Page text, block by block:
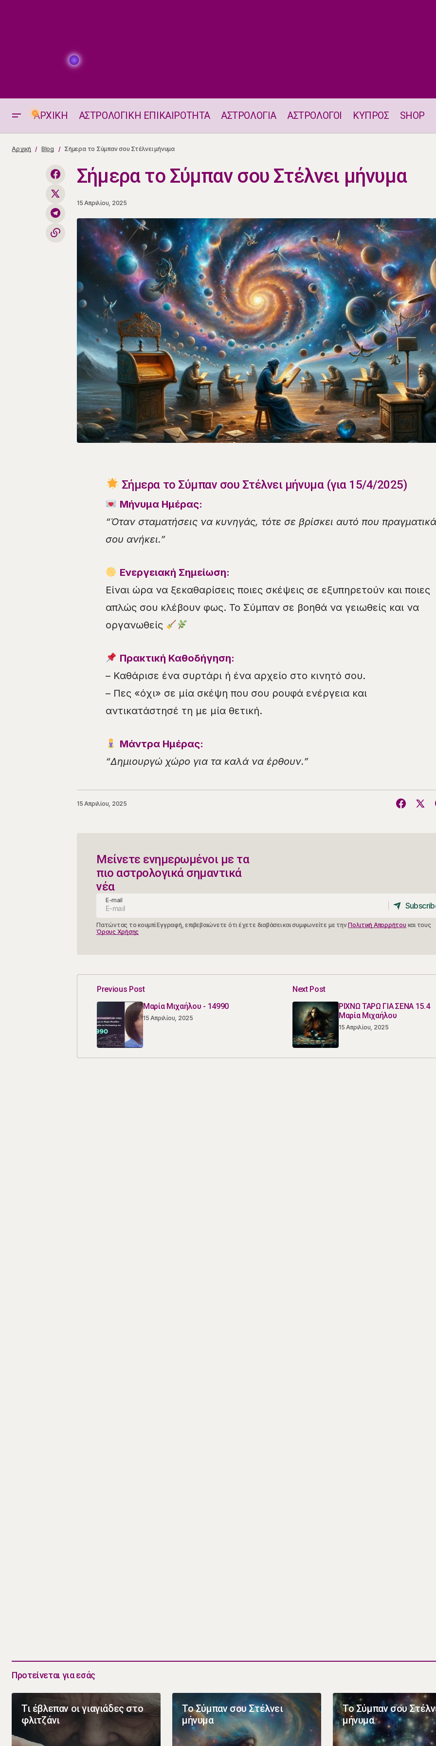
ΑΡΧΙΚΗ ΑΣΤΡΟΛΟΓΙΚΗ ΕΠΙΚΑΙΡΟΤΗΤΑ ΑΣΤΡΟΛΟΓΙΑ ΑΣΤΡΟΛΟΓΟΙ ΚΥΠΡΟΣ SHOP
Μαρία Μιχαήλου - 14990
Αρχική Blog Σήμερα το Σύμπαν σου Στέλνει μήνυμα
Σήμερα το Σύμπαν σου Στέλνει μήνυμα
15 Απριλίου, 2025
Σήμερα το Σύμπαν σου Στέλνει μήνυμα (για 15/4/2025)
Μήνυμα Ημέρας:
“Όταν σταματήσεις να κυνηγάς, τότε σε βρίσκει αυτό που πραγματικά
σου ανήκει.”
Ενεργειακή Σημείωση:
Είναι ώρα να ξεκαθαρίσεις ποιες σκέψεις σε εξυπηρετούν και ποιες
απλώς σου κλέβουν φως. Το Σύμπαν σε βοηθά να γειωθείς και να
οργανωθείς
Πρακτική Καθοδήγηση:
– Καθάρισε ένα συρτάρι ή ένα αρχείο στο κινητό σου.
– Πες «όχι» σε μία σκέψη που σου ρουφά ενέργεια και
αντικατάστησέ τη με μία θετική.
Μάντρα Ημέρας:
“Δημιουργώ χώρο για τα καλά να έρθουν.”
15 Απριλίου, 2025
Μείνετε ενημερωμένοι με τα
πιο αστρολογικά σημαντικά
νέα
E-mail
Πατώντας το κουμπί Εγγραφή, επιβεβαιώνετε ότι έχετε διαβάσει και συμφωνείτε με τηνΠολιτική Απορρήτου και τους
Όρους Χρήσης
Previous Post
Μαρία Μιχαήλου - 14990
15 Απριλίου, 2025
Next Post
ΡΙΧΝΩ ΤΑΡΩ ΓΙΑ ΣΕΝΑ 15.4
Μαρία Μιχαήλου
15 Απριλίου, 2025
Προτείνεται για εσάς
Τι έβλεπαν οι γιαγιάδες στο
φλιτζάνι
Το Σύμπαν σου Στέλνει
μήνυμα
Το Σύμπαν σου
μήνυμα